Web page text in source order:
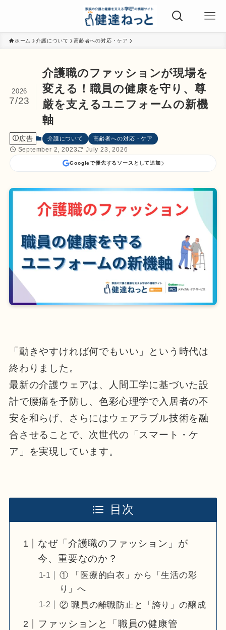
ホーム 介護について 高齢者への対応・ケア
介護職のファッションが現場を
変える！職員の健康を守り、尊
厳を支えるユニフォームの新機
軸
2026
7/23
広告 介護について 高齢者への対応・ケア
September 2, 2023 July 23, 2026
Googleで優先するソースとして追加
「動きやすければ何でもいい」という時代は
終わりました。
最新の介護ウェアは、人間工学に基づいた設
計で腰痛を予防し、色彩心理学で入居者の不
安を和らげ、さらにはウェアラブル技術を融
合させることで、次世代の「スマート・ケ
ア」を実現しています。
目次
なぜ「介護職のファッション」が
今、重要なのか？
① 「医療的白衣」から「生活の彩
り」へ
② 職員の離職防止と「誇り」の醸成
ファッションと「職員の健康管